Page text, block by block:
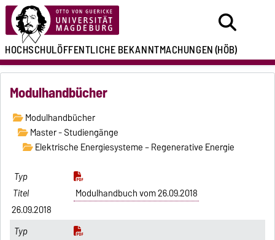
HOCHSCHULÖFFENTLICHEBEKANNTMACHUNGEN(HÖB)
Modulhandbücher
Modulhandbücher
Master - Studiengänge
Elektrische Energiesysteme – Regenerative Energie
Modulhandbuch vom 26.09.2018
26.09.2018